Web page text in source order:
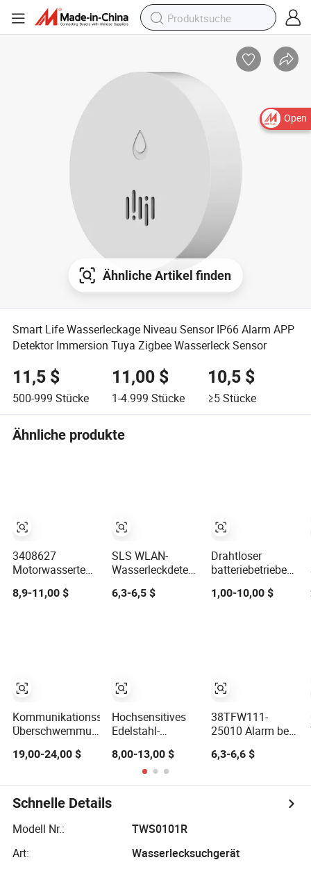
Open
Ähnliche Artikel finden
Smart Life Wasserleckage Niveau Sensor IP66 Alarm APP
Detektor Immersion Tuya Zigbee Wasserleck Sensor
11,5 $
500-999 Stücke
11,00 $
1-4.999 Stücke
10,5 $
≥5Stücke
Ähnliche produkte
3408627
Motorwassertemperatur-
Alarm-Schalter
1/2"-14 Nptf-
8,9-11,00 $
Kommunikationsschrank
Überschwemmungserkennung
Geräte
Alarm
19,00-24,00 $
SLS WLAN-
Wasserleckdetektor
Wasserimmissionssensor
Fernbedienungsmonitoralarm
6,3-6,5 $
Hochsensitives
Edelstahl-
Alarm-System
8,00-13,00 $
Drahtloser
batteriebetriebener
Wasserleckalarm
für Zuhause
1,00-10,00 $
38TFW111-
25010 Alarm bei
Wasserstand Lkw
Qualität
6,3-6,6 $
Schnelle Details
Modell Nr.:
TWS0101R
Art:
Wasserlecksuchgerät